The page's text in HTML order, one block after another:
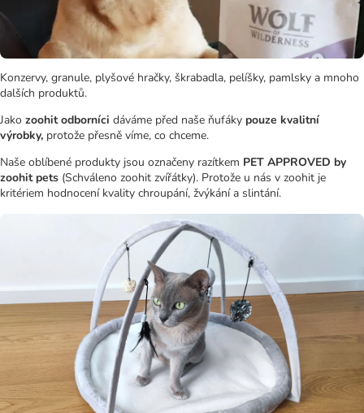
Konzervy, granule, plyšové hračky, škrabadla, pelíšky, pamlsky a mnoho
dalších produktů.
Jako zoohit odborníci dáváme před naše ňufáky pouze kvalitní
výrobky, protože přesně víme, co chceme.
Naše oblíbené produkty jsou označeny razítkem PET APPROVED by
zoohit pets (Schváleno zoohit zvířátky). Protože u nás v zoohit je
kritériem hodnocení kvality chroupání, žvýkání a slintání.